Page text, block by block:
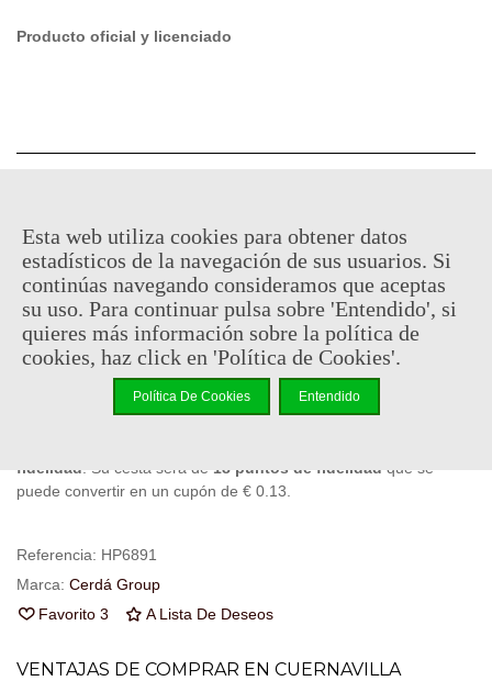
Producto oficial y licenciado
Descatalogado
Código QR
Compartir
Notificarme cuando esté disponible
Puedes consultar la política de privacidadaquí
fidelidad . Su cesta sera de 18 puntos de fidelidad que se
puede convertir en un cupón de € 0.13
Referencia: HP6891
Marca: Cerdá Group
Favorito 3 A Lista De Deseos
VENTAJAS DE COMPRAR EN CUERNAVILLA
Esta web utiliza cookies para obtener datos
estadísticos de la navegación de sus usuarios. Si
continúas navegando consideramos que aceptas
su uso. Para continuar pulsa sobre 'Entendido', si
quieres más información sobre la política de
cookies, haz click en 'Política de Cookies'.
Política De Cookies Entendido